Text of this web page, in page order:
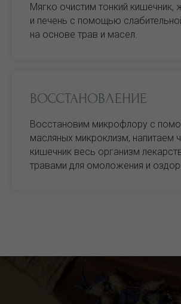
Мягко очистим тонкий кишечник,
и печень с помощью
на основе трав и масел.
ВОССТАНОВЛЕНИЕ
Восстановим микрофлору с
масляных микроклизм, напитаем
кишечник весь организм
травами для омоложения и